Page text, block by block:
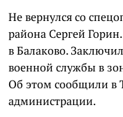
Не вернулся со
района Сергей
в Балаково.
военной службы в
Об этом сообщили в
администрации.